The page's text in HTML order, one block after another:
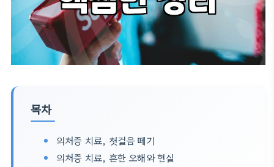
목차
의처증 치료, 첫걸음 떼기
의처증 치료, 흔한 오해와 현실